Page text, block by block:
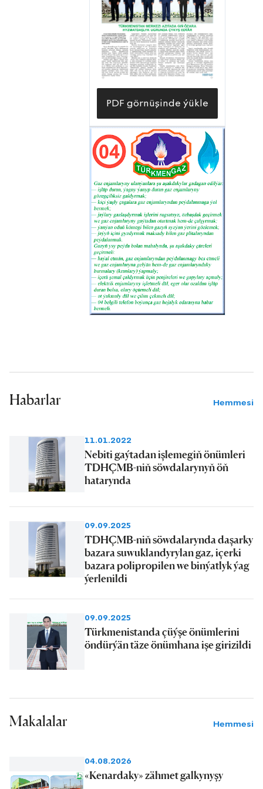
PDF görnüşinde ýükle
Habarlar Hemmesi
11.01.2022
Nebiti gaýtadan işlemegiň önümleri
TDHÇMB-niň söwdalarynyň öň
hatarynda
09.09.2025
TDHÇMB-niň söwdalarynda daşarky
bazara suwuklandyrylan gaz, içerki
bazara polipropilen we binýatlyk ýag
ýerlenildi
09.09.2025
Türkmenistanda çüýşe önümlerini
öndürýän täze önümhana işe girizildi
Makalalar Hemmesi
04.08.2026
«Kenardaky» zähmet galkynyşy